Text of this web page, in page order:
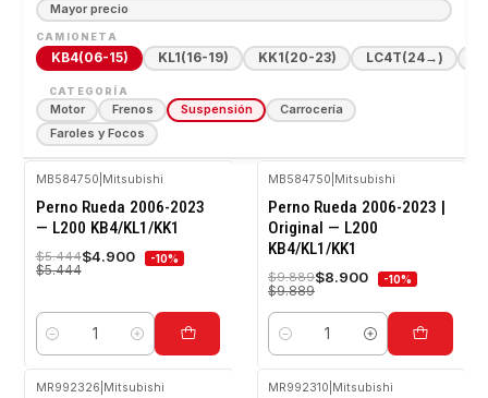
Mayor precio
CAMIONETA
KB4(06-15) KL1(16-19) KK1(20-23) LC4T(24→)
CATEGORÍA
Motor Frenos Suspensión
Carrocería
Faroles y Focos
-10%
OFF
MB584750 Mitsubishi
Perno Rueda 2006-2023
— L200 KB4/KL1/KK1
$5.444$4.900 -10%
$5.444
Cantidad
-10%
OFF
MB584750 Mitsubishi
Perno Rueda 2006-2023 |
Original — L200
KB4/KL1/KK1
$9.889$8.900 -10%
$9.889
Cantidad
MR992326 Mitsubishi MR992310 Mitsubishi